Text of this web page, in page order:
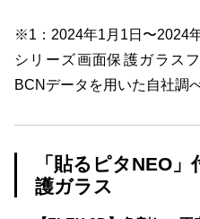
※1：2024年1月1日〜2024
シリーズ画面保護ガラス
BCNデータを用いた自社調べ
「貼るピタNEO
護ガラス